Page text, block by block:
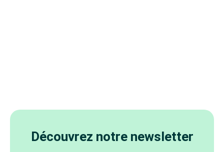
Découvrez notre newsletter